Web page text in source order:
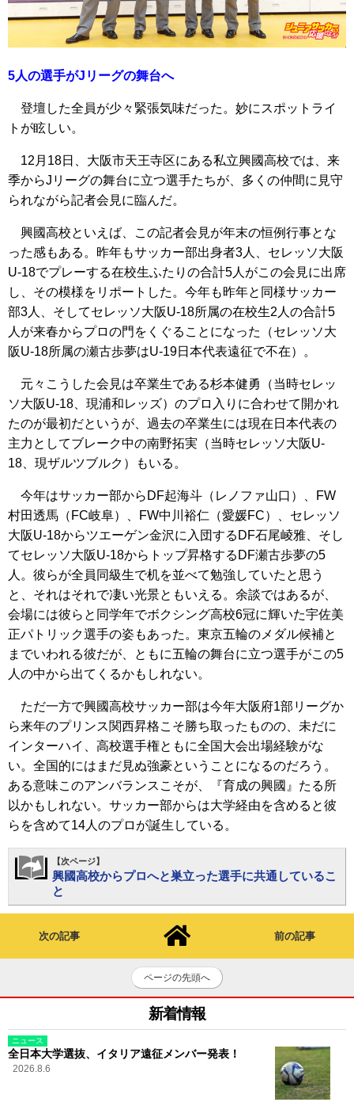
5人の選手がJリーグの舞台へ
登壇した全員が少々緊張気味だった。妙にスポットライ
トが眩しい。
12月18日、大阪市天王寺区にある私立興國高校では、来
季からJリーグの舞台に立つ選手たちが、多くの仲間に見守
られながら記者会見に臨んだ。
興國高校といえば、この記者会見が年末の恒例行事とな
った感もある。昨年もサッカー部出身者3人、セレッソ大阪
U-18でプレーする在校生ふたりの合計5人がこの会見に出席
し、その模様をリポートした。今年も昨年と同様サッカー
部3人、そしてセレッソ大阪U-18所属の在校生2人の合計5
人が来春からプロの門をくぐることになった（セレッソ大
阪U-18所属の瀬古歩夢はU-19日本代表遠征で不在）。
元々こうした会見は卒業生である杉本健勇（当時セレッ
ソ大阪U-18、現浦和レッズ）のプロ入りに合わせて開かれ
たのが最初だというが、過去の卒業生には現在日本代表の
主力としてブレーク中の南野拓実（当時セレッソ大阪U-
18、現ザルツブルク）もいる。
今年はサッカー部からDF起海斗（レノファ山口）、FW
村田透馬（FC岐阜）、FW中川裕仁（愛媛FC）、セレッソ
大阪U-18からツエーゲン金沢に入団するDF石尾崚雅、そし
てセレッソ大阪U-18からトップ昇格するDF瀬古歩夢の5
人。彼らが全員同級生で机を並べて勉強していたと思う
と、それはそれで凄い光景ともいえる。余談ではあるが、
会場には彼らと同学年でボクシング高校6冠に輝いた宇佐美
正パトリック選手の姿もあった。東京五輪のメダル候補と
までいわれる彼だが、ともに五輪の舞台に立つ選手がこの5
人の中から出てくるかもしれない。
ただ一方で興國高校サッカー部は今年大阪府1部リーグか
ら来年のプリンス関西昇格こそ勝ち取ったものの、未だに
インターハイ、高校選手権ともに全国大会出場経験がな
い。全国的にはまだ見ぬ強豪ということになるのだろう。
ある意味このアンバランスこそが、『育成の興國』たる所
以かもしれない。サッカー部からは大学経由を含めると彼
らを含めて14人のプロが誕生している。
【次ページ】
興國高校からプロへと巣立った選手に共通しているこ
と
次の記事 前の記事
ページの先頭へ
新着情報
ニュース
全日本大学選抜、イタリア遠征メンバー発表！
2026.8.6